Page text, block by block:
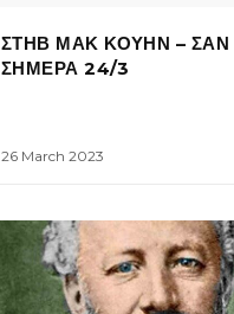
ΣΤΗΒ ΜΑΚ ΚΟΥΗΝ – ΣΑΝ
ΣΗΜΕΡΑ 24/3
26 March 2023